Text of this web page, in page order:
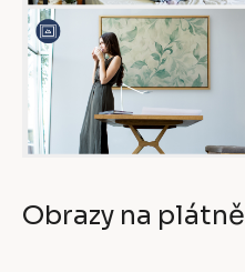
Obrazy na plátně